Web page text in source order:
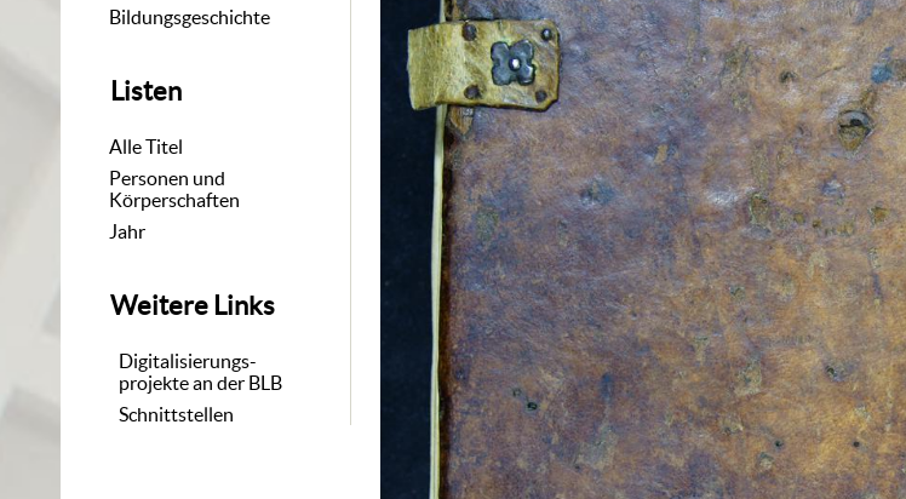
Bildungsgeschichte
Listen
Alle Titel
Personen und
Körperschaften
Jahr
Weitere Links
Digitalisierungs-
projekte an der BLB
Schnittstellen